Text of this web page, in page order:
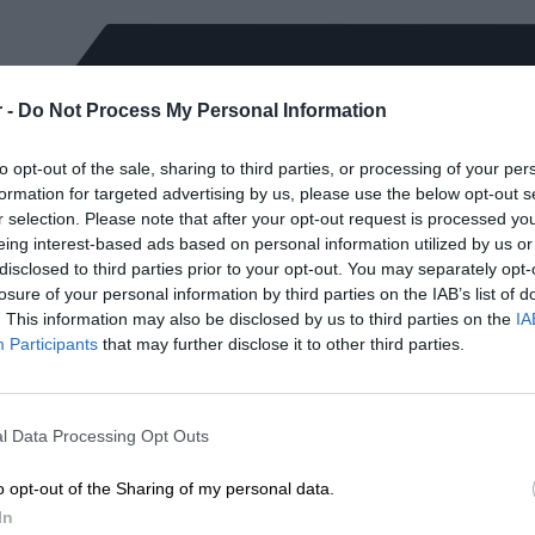
- Do Not Process My Personal Information
opt-out of the sale, sharing to third parties, or processing of your
for targeted advertising by us, please use the below opt-out
selection. Please note that after your opt-out request is processed
interest-based ads based on personal information utilized by us
to third parties prior to your opt-out. You may separately
of your personal information by third parties on the IAB’s list of
This information may also be disclosed by us to third parties on the
Participants that may further disclose it to other third parties.
Data Processing Opt Outs
opt-out of the Sharing of my personal data.
Tonery HP są zazwyczaj łatwe w instalacji. Producent zwykle
poprawnie zamontować toner w drukarce.
Aby zapewnić optymalne działanie drukarki, zaleca się używanie
są testowane i dostosowane do konkretnych modeli drukarek, co
niezawodność.
Tonery HP są integralną częścią procesu drukowania w drukarkach
wysoką jakość wydruków, trwałość oraz zgodność z konkretnymi
uzyskania optymalnych wyników drukowania.